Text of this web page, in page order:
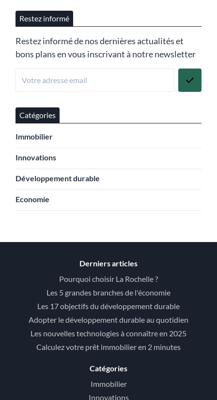
Restez informé
Restez informé de nos dernières actualités et
bons plans en vous inscrivant à notre newsletter
Catégories
Immobilier
Innovations
Développement durable
Economie
Derniers articles
Pourquoi choisir La Rochelle ?
Les 5 grandes branches de l'économie
Les 17 objectifs du développement durable
Adopter le développement durable au quotidien
Les nouvelles technologies à connaître en 2025
Calculez votre prêt immobilier en 2 minutes
Catégories
Immobilier
Innovations